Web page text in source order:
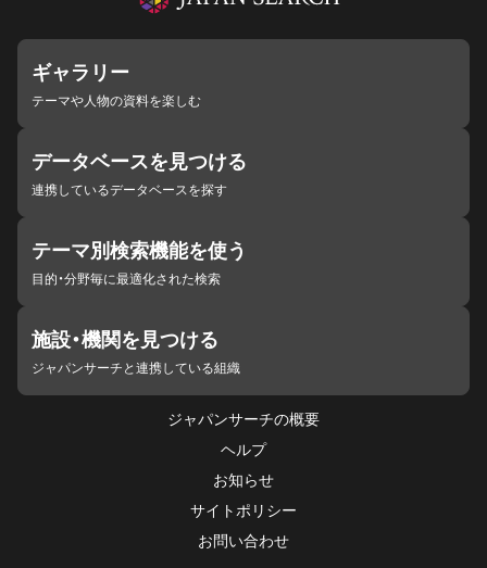
ギャラリー
テーマや人物の資料を楽しむ
データベースを見つける
連携しているデータベースを探す
テーマ別検索機能を使う
目的・分野毎に最適化された検索
施設・機関を見つける
ジャパンサーチと連携している組織
ジャパンサーチの概要
ヘルプ
お知らせ
サイトポリシー
お問い合わせ